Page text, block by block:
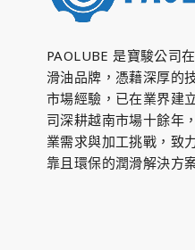
PAOLUBE 是寶駿公司
滑油品牌，憑藉深厚的
市場經驗，已在業界建
司深耕越南市場十餘年
業需求與加工挑戰，致
靠且環保的潤滑解決方